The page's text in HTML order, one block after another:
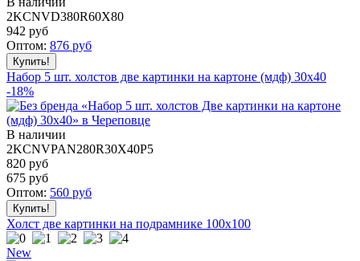
2KCNVD380R60X80
942 руб
Оптом: 876 руб
Набор 5 шт. холстов две картинки на картоне (мдф) 30x40
-18%
В наличии
2KCNVPAN280R30X40P5
820 руб
675 руб
Оптом: 560 руб
Холст две картинки на подрамнике 100x100
New